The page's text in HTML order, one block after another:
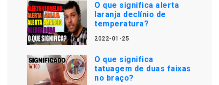
O que significa alerta
laranja declínio de
temperatura?
2022-01-25
O que significa
tatuagem de duas faixas
no braço?